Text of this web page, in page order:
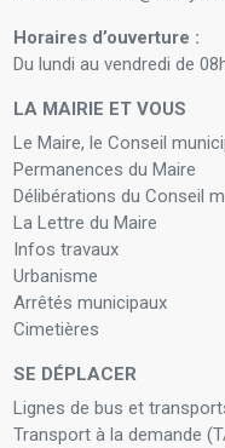
Horaires d’ouverture :
Du lundi au vendredi de
LA MAIRIE ET VOUS
Le Maire, le Conseil
Permanences du Maire
Délibérations du Conseil
La Lettre du Maire
Infos travaux
Urbanisme
Arrêtés municipaux
Cimetières
SE DÉPLACER
Lignes de bus et
Transport à la demande